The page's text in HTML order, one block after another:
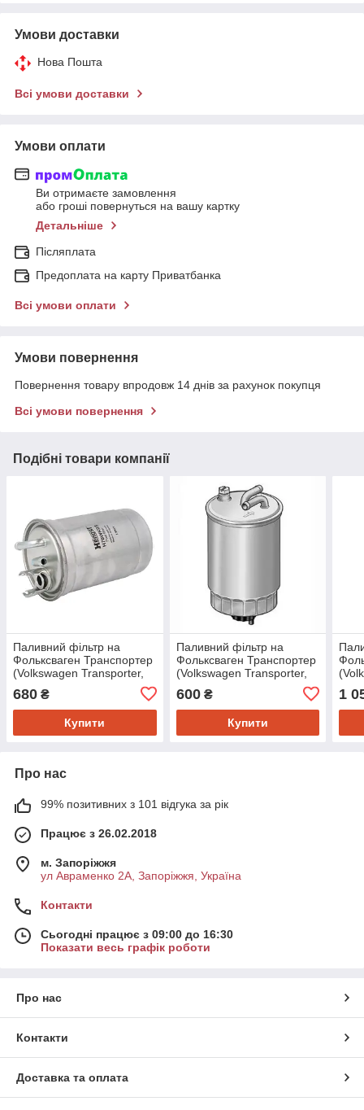
Умови доставки
Нова Пошта
Всі умови доставки
Умови оплати
Ви отримаєте замовлення
або гроші повернуться на вашу картку
Детальніше
Післяплата
Предоплата на карту Приватбанка
Всі умови оплати
Умови повернення
Повернення товару впродовж 14 днів за рахунок покупця
Всі умови повернення
Подібні товари компанії
Паливний фільтр на
Фольксваген Транспортер
(Volkswagen Transporter,
Jetta, Sharan,
680 ₴
Купити
Паливний фільтр на
Фольксваген Транспортер
(Volkswagen Transporter,
LT, Jetta, Polo, Transporter
T3, Golf 2)
600₴
Купити
1
Про нас
99% позитивних з 101 відгука за рік
Працює з 26.02.2018
м. Запоріжжя
ул Авраменко 2А, Запоріжжя, Україна
Контакти
Сьогодні працює з 09:00 до 16:30
Показати весь графік роботи
Про нас
Контакти
Доставка та оплата